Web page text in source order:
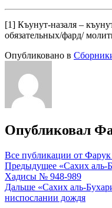
[1] Къунут-назаля –
обязательных/фард/
Опубликовано в
Опубликовал
Все публикации от
Навигация
по
записям
Предыдущее «Сахих аль-
Хадисы № 948-989
Дальше «Сахих аль-
ниспослании дождя